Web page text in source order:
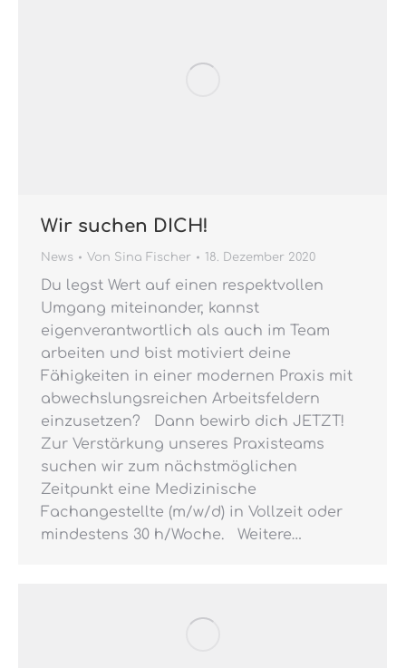
Wir suchen DICH!
News Von Sina Fischer 18. Dezember 2020
Du legst Wert auf einen respektvollen
Umgang miteinander, kannst
eigenverantwortlich als auch im Team
arbeiten und bist motiviert deine
Fähigkeiten in einer modernen Praxis mit
abwechslungsreichen Arbeitsfeldern
einzusetzen? Dann bewirb dich JETZT!
Zur Verstärkung unseres Praxisteams
suchen wir zum nächstmöglichen
Zeitpunkt eine Medizinische
Fachangestellte (m/w/d) in Vollzeit oder
mindestens 30 h/Woche. Weitere…